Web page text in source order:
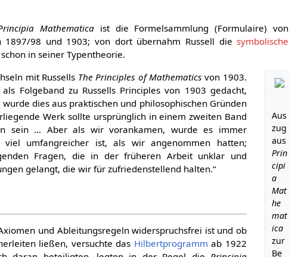
Mathematicaist die Formelsammlung (Formulaire) von
1897/98 und 1903; von dort übernahm Russell diesymbolische
in seiner Typentheorie.
Aus
zug
aus
Prin
cipi
a
Mat
he
mat
ica
zur
Be
mit Russells The Principles of Mathematics von 1903.
Folgeband zu Russells Principles von 1903 gedacht,
dies aus praktischen und philosophischen Gründen
Werk sollte ursprünglich in einem zweiten Band
sein … Aber als wir vorankamen, wurde es immer
viel umfangreicher ist, als wir angenommen hatten;
Fragen, die in der früheren Arbeit unklar und
gelangt, die wir für zufriedenstellend halten.“
und Ableitungsregeln widerspruchsfrei ist und ob
ließen, versuchte das Hilbertprogramm ab 1922